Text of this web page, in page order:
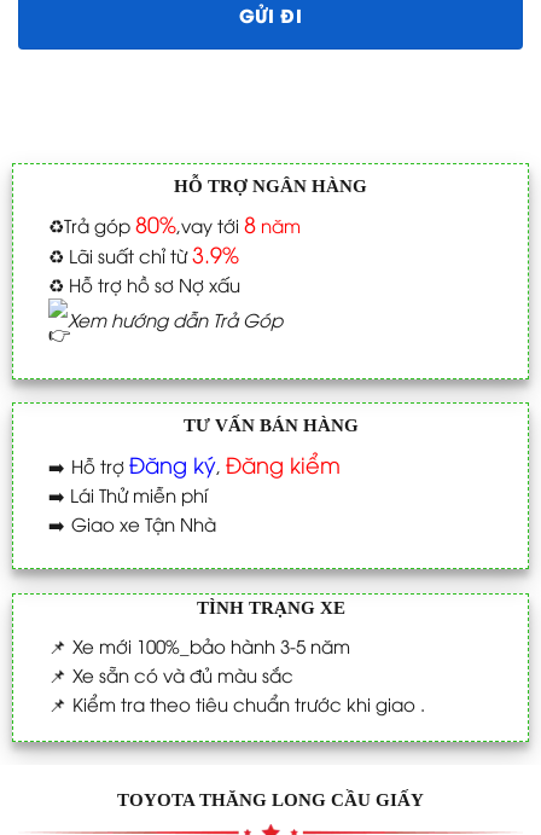
HỖ TRỢ NGÂN HÀNG
♻️Trả góp 80%,vay tới 8năm
♻️ Lãi suất chỉ từ3.9%
♻️ Hỗ trợ hồ sơ Nợ xấu
Xem hướng dẫn Trả Góp
TƯ VẤN BÁN HÀNG
➡️ Hỗ trợ Đăng ký, Đăng kiểm
➡️ Lái Thử miễn phí
➡️ Giao xe Tận Nhà
TÌNH TRẠNG XE
📌 Xe mới 100%_bảo hành 3-5 năm
📌 Xe sẵn có và đủ màu sắc
📌 Kiểm tra theo tiêu chuẩn trước khi giao .
TOYOTA THĂNG LONG CẦU GIẤY